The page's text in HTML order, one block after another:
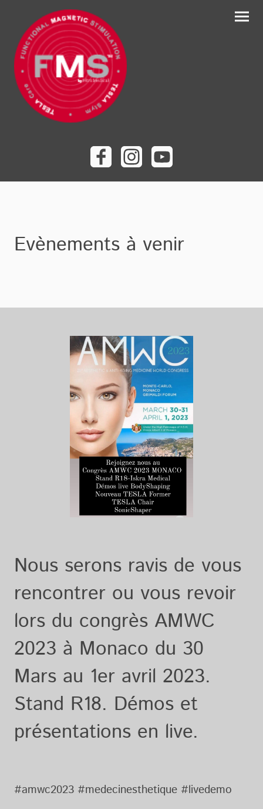
Evènements à venir
Nous serons ravis de vous
rencontrer ou vous revoir
lors du congrès AMWC
2023 à Monaco du 30
Mars au 1er avril 2023.
Stand R18. Démos et
présentations en live.
#amwc2023 #medecinesthetique #livedemo